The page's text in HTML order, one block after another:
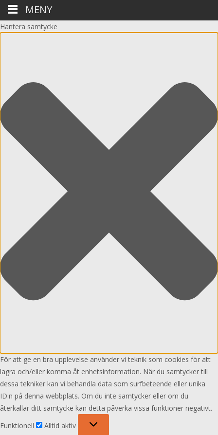
Hantera samtycke
För att ge en bra upplevelse använder vi teknik som cookies för att
lagra och/eller komma åt enhetsinformation. När du samtycker till
dessa tekniker kan vi behandla data som surfbeteende eller unika
ID:n på denna webbplats. Om du inte samtycker eller om du
återkallar ditt samtycke kan detta påverka vissa funktioner negativt.
Funktionell
Alltid aktiv
MENY